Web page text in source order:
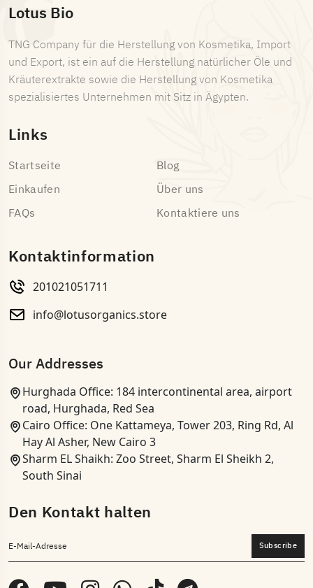
Lotus Bio
TNG Company für die Herstellung von Kosmetika, Import
und Export, ist ein auf die Herstellung natürlicher Öle und
Kräuterextrakte sowie die Herstellung von Kosmetika
spezialisiertes Unternehmen mit Sitz in Ägypten.
Links
Startseite
Blog
Einkaufen
Über uns
FAQs
Kontaktiere uns
Den Kontakt halten
Subscribe
Kontaktinformation
201021051711
info@lotusorganics.store
Our Addresses
Hurghada Office: 184 intercontinental area, airport
road, Hurghada, Red Sea
Cairo Office: One Kattameya, Tower 203, Ring Rd, Al
Hay Al Asher, New Cairo 3
Sharm EL Shaikh: Zoo Street, Sharm El Sheikh 2,
South Sinai